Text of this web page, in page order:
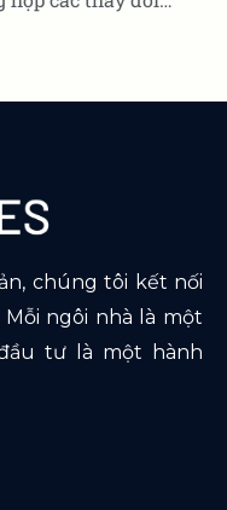
chúng tôi kết nối
ngôi nhà là một
tư là một hành